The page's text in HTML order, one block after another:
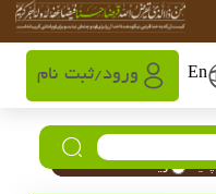
En ورود/ثبت نام
چکیده نویسنده